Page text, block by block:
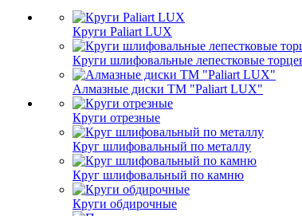
Круги Paliart LUX
Круги шлифовальные лепестковые
Алмазные диски ТМ "Paliart LUX"
Круги отрезные
Круг шлифовальный по металлу
Круг шлифовальный по камню
Круги обдирочные